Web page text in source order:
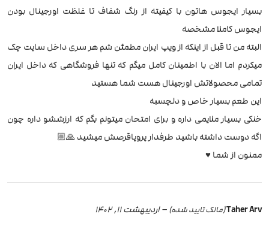
بسیار ایجوس هاتون با کیفیته از رنگ شفاف تا غلظت اورجینال بودن
ایجوس کاملا مشخصه
البته من تا قبل از اینکه از ویپ ایران مطمئن شم هر سری داخل سایت چک
میکردم اما الان با اطمینان کامل میگم که تنها فروشگاهی که داخل ایران
تمامی محصولاتش اورجینال هست شما هستید
این طعم بسیار خاص و دلچسبه
خنکی بسیار ملایمی داره و برای امتحان میتونم بگم که ارزششو داره چون
اگه دوست داشته باشید طرفدار پروپاقرصش میشید 🙏🏼
ممنون از شما ♥️
Taher Arv(مالک تایید شده) – اردیبهشت 11, 1402